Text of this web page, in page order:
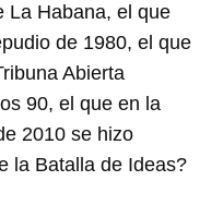
La Habana, el que
de 1980, el que
Abierta
90, el que en la
2010 se hizo
la Batalla de Ideas?